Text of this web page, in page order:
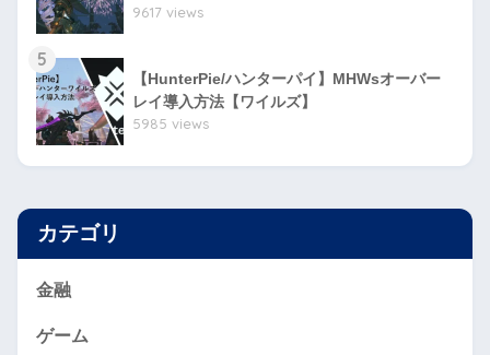
9617 views
5
【HunterPie/ハンターパイ】MHWsオーバー
レイ導入方法【ワイルズ】
5985 views
カテゴリ
金融
ゲーム